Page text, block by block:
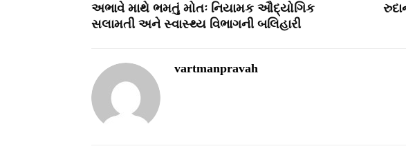
અભાવે માથે ભમતું મોતઃ નિયામક ઔદ્યોગિક
સલામતી અને સ્‍વાસ્‍થ્‍ય વિભાગની બલિહારી
vartmanpravah